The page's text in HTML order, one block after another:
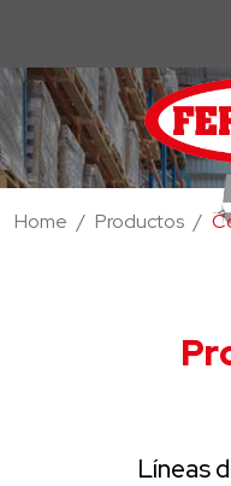
Home Productos
Líneas